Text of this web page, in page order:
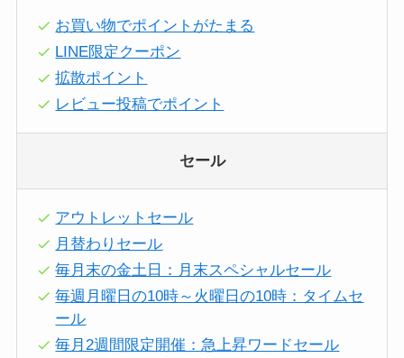
お買い物でポイントがたまる
LINE限定クーポン
拡散ポイント
レビュー投稿でポイント
セール
アウトレットセール
月替わりセール
毎月末の金土日：月末スペシャルセール
毎週月曜日の10時～火曜日の10時：タイムセ
ール
毎月2週間限定開催：急上昇ワードセール